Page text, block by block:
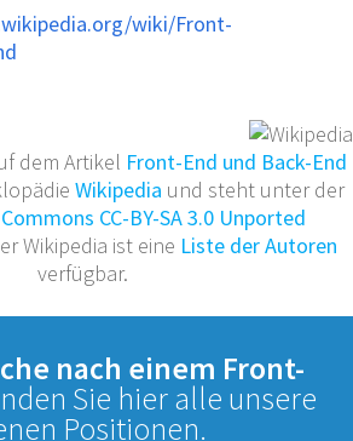
wiki/Front-
dem Artikel Front-End und Back-End
Wikipedia und steht unter der
CC-BY-SA 3.0 Unported
Wikipedia ist eine Liste der Autoren
verfügbar.
nach einem Front-
Sie hier alle unsere
Positionen.